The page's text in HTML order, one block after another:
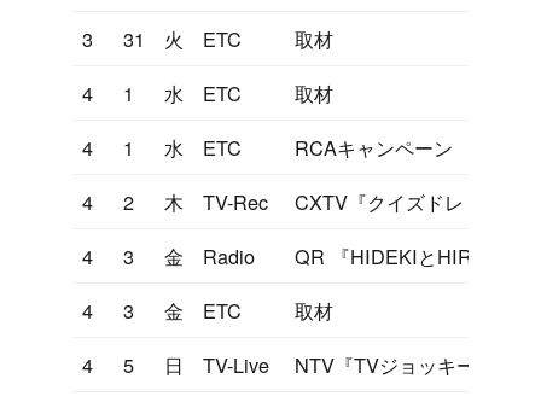
3
31 火 ETC
取材
4
1 水 ETC
取材
4
1 水 ETC
RCAキャンペーン
4
2 木 TV-Rec
CXTV『クイズドレミファ
4
3 金 Radio
QR 『HIDEKIとHIROMIの
4
3 金 ETC
取材
4
5 日 TV-Live
NTV『TVジョッキー』